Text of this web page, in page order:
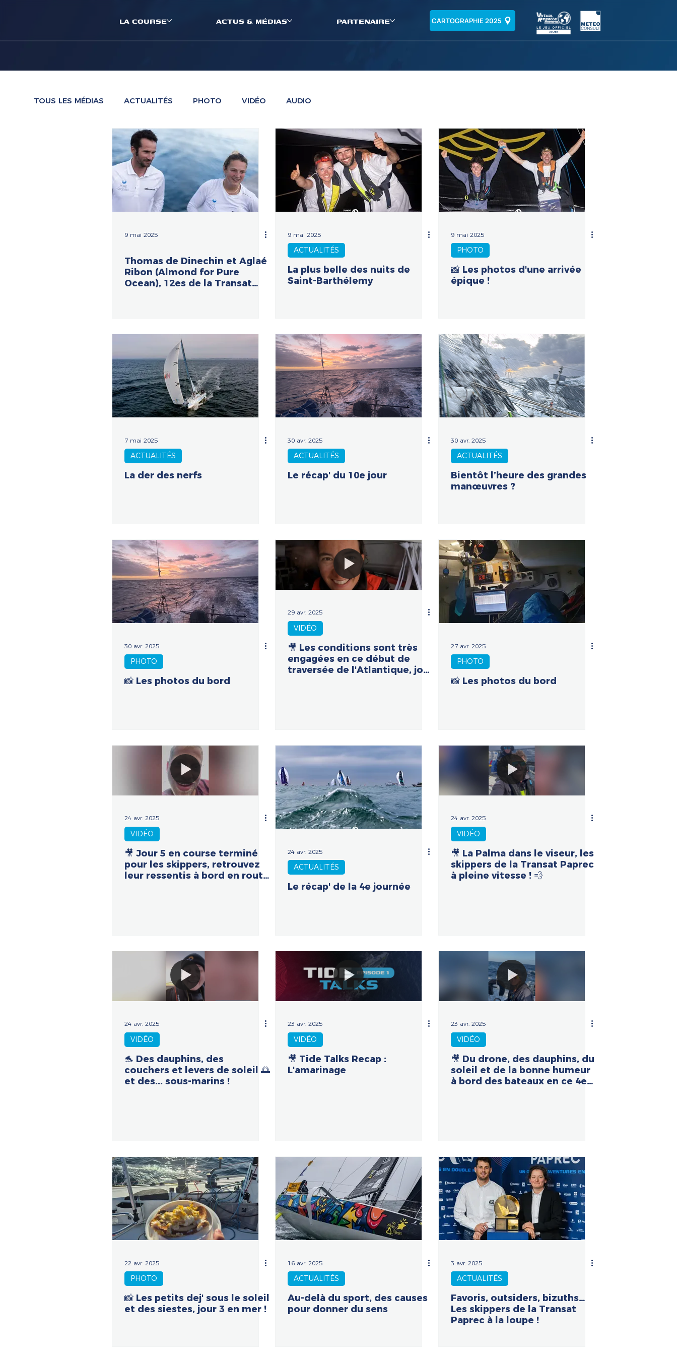
LA COURSE ACTUS & MÉDIAS PARTENAIRE CARTOGRAPHIE 2025
TOUS LES MÉDIAS ACTUALITÉS PHOTO VIDÉO AUDIO
9 mai 2025
Thomas de Dinechin et Aglaé
Ribon (Almond for Pure
Ocean), 12es de la Transat
9 mai 2025
ACTUALITÉS
La plus belle des nuits de
Saint-Barthélemy
9 mai 2025
PHOTO
📸 Les photos d'une arrivée
épique !
7 mai 2025
ACTUALITÉS
La der des nerfs
30 avr. 2025
ACTUALITÉS
Le récap' du 10e jour
30 avr. 2025
ACTUALITÉS
Bientôt l’heure des grandes
manœuvres ?
30 avr. 2025
PHOTO
📸 Les photos du bord
29 avr. 2025
VIDÉO
🎥 Les conditions sont très
engagées en ce début de
traversée de l'Atlantique, jour
27 avr. 2025
PHOTO
📸 Les photos du bord
24 avr. 2025
VIDÉO
🎥 Jour 5 en course terminé
pour les skippers, retrouvez
leur ressentis à bord en route
24 avr. 2025
ACTUALITÉS
Le récap' de la 4e journée
24 avr. 2025
VIDÉO
🎥 La Palma dans le viseur, les
skippers de la Transat Paprec
à pleine vitesse ! 💨
24 avr. 2025
VIDÉO
🐬 Des dauphins, des
couchers et levers de soleil 🌅
et des... sous-marins !
23 avr. 2025
VIDÉO
🎥 Tide Talks Recap :
L'amarinage
23 avr. 2025
VIDÉO
🎥 Du drone, des dauphins, du
soleil et de la bonne humeur
à bord des bateaux en ce 4e
22 avr. 2025
PHOTO
📸 Les petits dej' sous le soleil
et des siestes, jour 3 en mer !
16 avr. 2025
ACTUALITÉS
Au-delà du sport, des causes
pour donner du sens
3 avr. 2025
ACTUALITÉS
Favoris, outsiders, bizuths…
Les skippers de la Transat
Paprec à la loupe !